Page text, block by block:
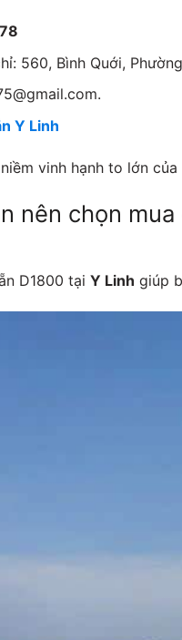
560, Bình Quới,
Y Linh
vinh hạnh to lớn của
nên chọn
D1800 tại Y Linh giúp